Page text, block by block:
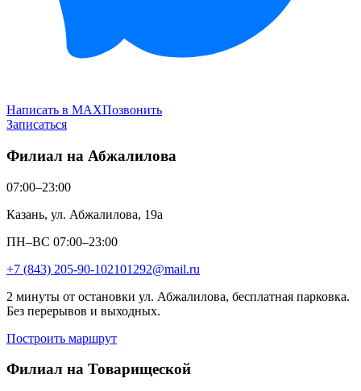
Написать в MAXПозвонить
Записаться
Филиал на Абжалилова
07:00–23:00
Казань, ул. Абжалилова, 19а
ПН–ВС 07:00–23:00
+7 (843) 205-90-102101292@mail.ru
2 минуты от остановки ул. Абжалилова, бесплатная парковка.
Без перерывов и выходных.
Построить маршрут
Филиал на Товарищеской